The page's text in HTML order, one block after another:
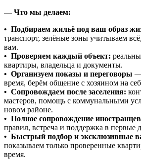
— Что мы делаем:
• Подбираем жильё под ваш образ
транспорт, зелёные зоны учитываем
вам.
• Проверяем каждый объект:
квартиры, владельца и документы.
• Организуем показы и переговоры —
время, берём общение с хозяином на
• Сопровождаем после заселения:
мастеров, помощь с коммунальными
новом районе.
• Полное сопровождение иностранцев
правил, встреча и поддержка в первые
• Быстрый подбор и эксклюзивные
показываем только проверенные
время.